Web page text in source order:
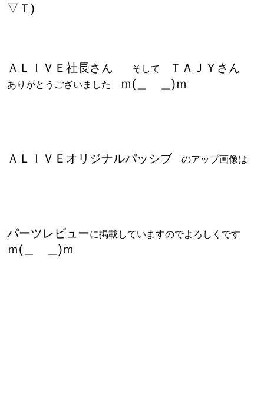
▽Ｔ)
ＡＬＩＶＥ社長さん そして ＴＡＪＹさん
ありがとうございました ｍ(＿ ＿)ｍ
ＡＬＩＶＥオリジナルパッシブ のアップ画像は
パーツレビューに掲載していますのでよろしくです
ｍ(＿ ＿)ｍ